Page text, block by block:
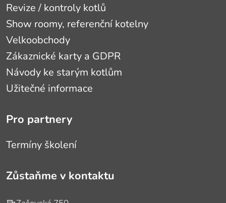
Revize / kontroly kotlů
Show roomy, referenční kotelny
Velkoobchody
Zákaznické karty a GDPR
Návody ke starým kotlům
Užitečné informace
Pro partnery
Termíny školení
Zůstaňme v kontaktu